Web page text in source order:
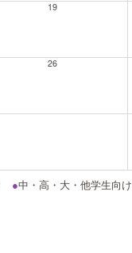
19
26
●中・高・大・他学生向け